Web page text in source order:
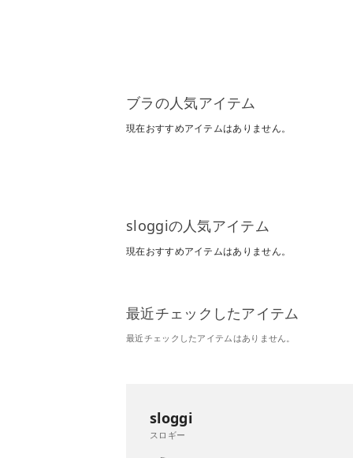
ブラの人気アイテム
現在おすすめアイテムはありません。
sloggiの人気アイテム
現在おすすめアイテムはありません。
最近チェックしたアイテム
最近チェックしたアイテムはありません。
sloggi
スロギー